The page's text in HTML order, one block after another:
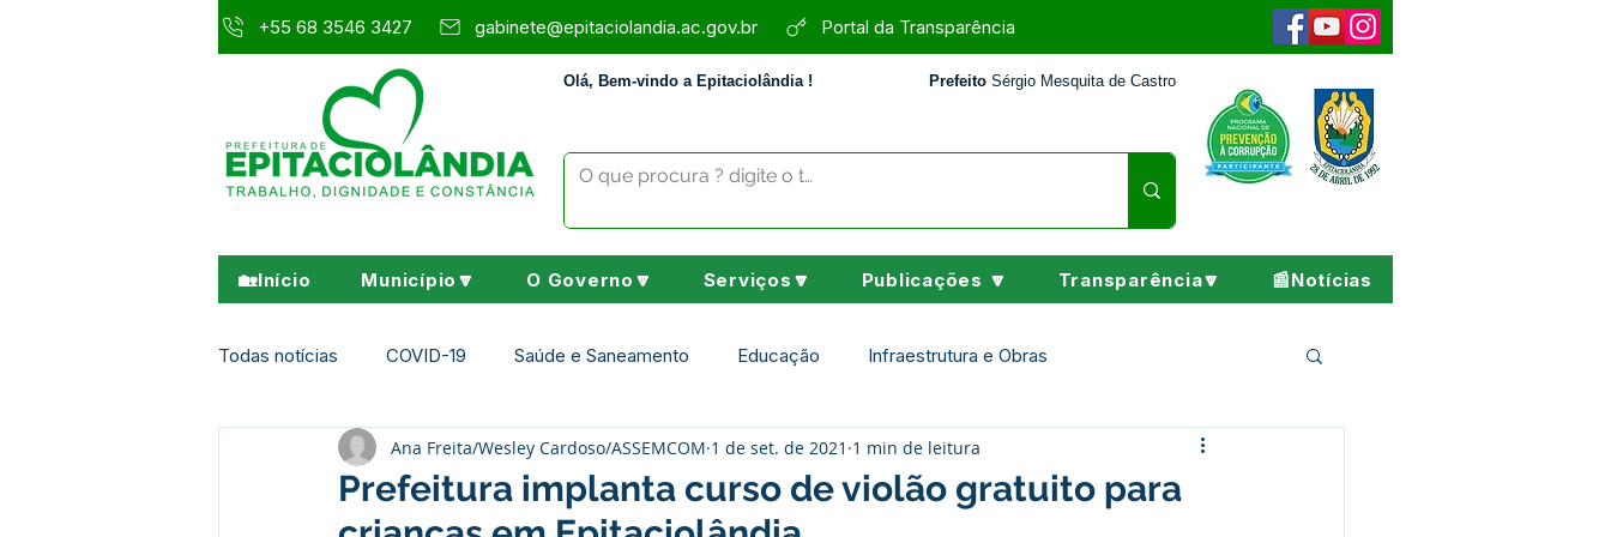
+55 68 3546 3427 gabinete@epitaciolandia.ac.gov.br Portal da Transparência
Olá, Bem-vindo a Epitaciolândia ! Prefeito Sérgio Mesquita de Castro
🏡Início Município🔽 O Governo🔽 Serviços🔽 Publicações 🔽 Transparência🔽 📰Notícias
Todas notícias COVID-19 Saúde e Saneamento Educação Infraestrutura e Obras
Agricultura e Meio Ambiente Assistência Social Desporto Cultura e Lazer
Prefeitura implanta curso de violão gratuito para
Ana Freita/Wesley Cardoso/ASSEMCOM 1 de set. de 2021 1 min de leitura